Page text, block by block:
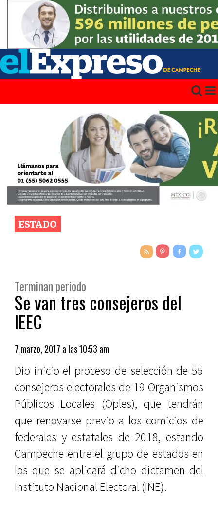
ESTADO
Terminan periodo
Se van tres consejeros del
IEEC
7 marzo, 2017 a las 10:53 am
Dio inicio el proceso de selección de 55
consejeros electorales de 19 Organismos
Públicos Locales (Oples), que tendrán
que renovarse previo a los comicios de
federales y estatales de 2018, estando
Campeche entre el grupo de estados en
los que se aplicará dicho dictamen del
Instituto Nacional Electoral (INE).